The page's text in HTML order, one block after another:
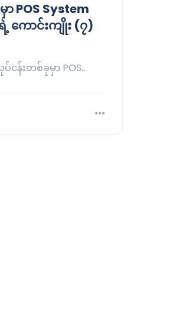
POS System
ကောင်းကျိုး (၇)
န်းတစ်ခုမှာ POS…